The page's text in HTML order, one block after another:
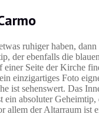
ruhiger haben,
der ebenfalls die
einer Seite der Kirche
einzigartiges Foto
ist sehenswert. Das
ein absoluter Geheimtip,
allem der Altarraum ist